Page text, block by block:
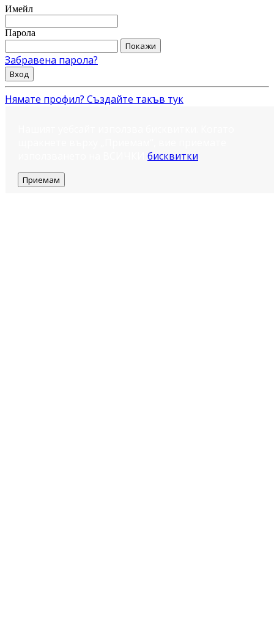
Имейл
Парола
Покажи
Забравена парола?
Вход
Нямате профил? Създайте такъв тук
бисквитки
Приемам